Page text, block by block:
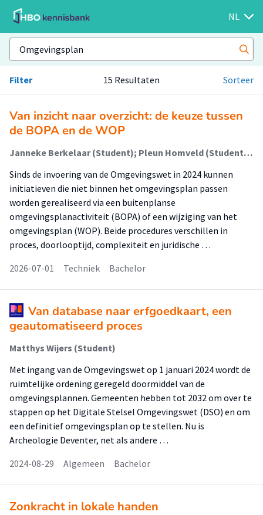
NL
Filter 15 Resultaten Sorteer
Van inzicht naar overzicht: de keuze tussen
de BOPA en de WOP
Janneke Berkelaar (Student); Pleun Homveld (Student); Lucie van der Wiele (Begeleider); Annekee Goekoop (Begeleider)
Sinds de invoering van de Omgevingswet in 2024 kunnen
initiatieven die niet binnen het omgevingsplan passen
worden gerealiseerd via een buitenplanse
omgevingsplanactiviteit (BOPA) of een wijziging van het
omgevingsplan (WOP). Beide procedures verschillen in
proces, doorlooptijd, complexiteit en juridische …
2026-07-01
Techniek Bachelor
Van database naar erfgoedkaart, een
geautomatiseerd proces
Matthys Wijers (Student)
Met ingang van de Omgevingswet op 1 januari 2024 wordt de
ruimtelijke ordening geregeld doormiddel van de
omgevingsplannen. Gemeenten hebben tot 2032 om over te
stappen op het Digitale Stelsel Omgevingswet (DSO) en om
een definitief omgevingsplan op te stellen. Nu is
Archeologie Deventer, net als andere …
2024-08-29
Algemeen Bachelor
Zonkracht in lokale handen